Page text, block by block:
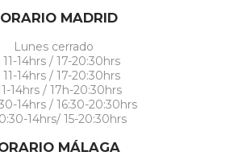
MADRID
Lunes cerrado
11-14hrs / 17-20:30hrs
14hrs / 17-20:30hrs
14hrs / 17h-20:30hrs
14hrs / 16:30-20:30hrs
14hrs/ 15-20:30hrs
MÁLAGA